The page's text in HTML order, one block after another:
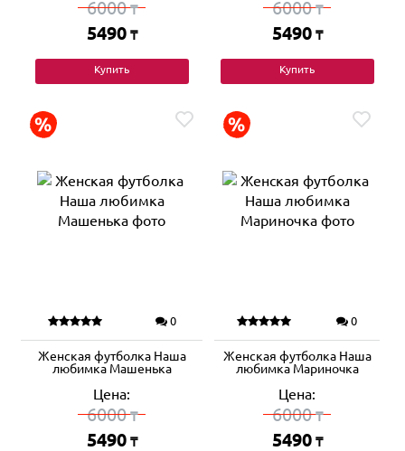
6000₸
5490 ₸
Купить
6000₸
5490 ₸
Купить
0
Женская футболка Наша
любимка Машенька
Цена:
6000₸
5490 ₸
0
Женская футболка Наша
любимка Мариночка
Цена:
6000₸
5490 ₸